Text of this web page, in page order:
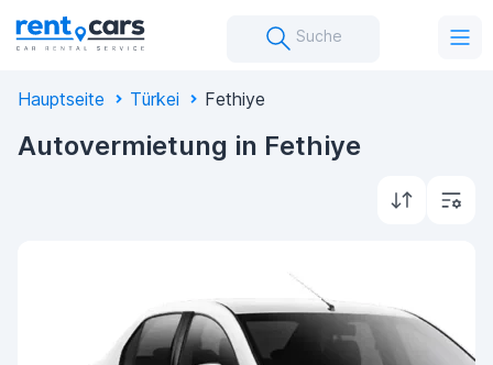
Suche
Hauptseite Türkei Fethiye
Autovermietung in Fethiye